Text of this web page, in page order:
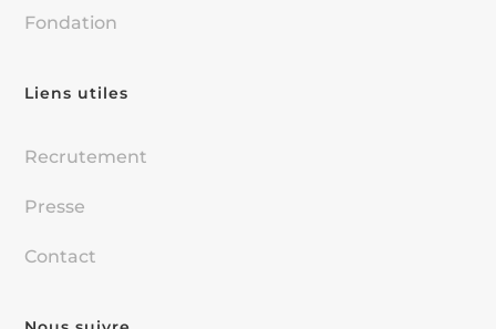
Fondation
Liens utiles
Recrutement
Presse
Contact